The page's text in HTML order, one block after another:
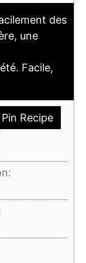
des
une
Facile,
Pin Recipe